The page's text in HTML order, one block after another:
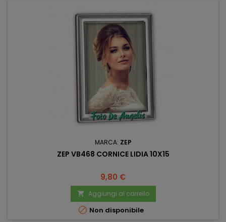
MARCA: ZEP
ZEP VB468 CORNICE LIDIA 10X15
Prezzo
9,80 €
 Aggiungi al carrello
 Non disponibile